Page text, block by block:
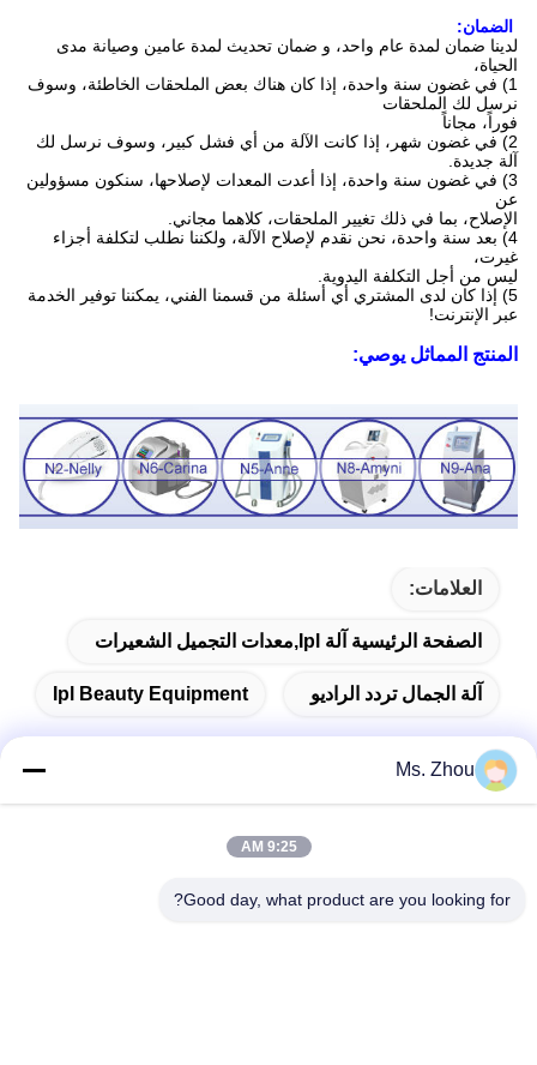
الضمان:
لدينا ضمان لمدة عام واحد، و ضمان تحديث لمدة عامين وصيانة مدى
الحياة،
1) في غضون سنة واحدة، إذا كان هناك بعض الملحقات الخاطئة، وسوف
نرسل لك الملحقات
فوراً، مجاناً
2) في غضون شهر، إذا كانت الآلة من أي فشل كبير، وسوف نرسل لك
آلة جديدة.
3) في غضون سنة واحدة، إذا أعدت المعدات لإصلاحها، سنكون مسؤولين
عن
الإصلاح، بما في ذلك تغيير الملحقات، كلاهما مجاني.
4) بعد سنة واحدة، نحن نقدم لإصلاح الآلة، ولكننا نطلب لتكلفة أجزاء
غيرت،
ليس من أجل التكلفة اليدوية.
5) إذا كان لدى المشتري أي أسئلة من قسمنا الفني، يمكننا توفير الخدمة
عبر الإنترنت!
المنتج المماثل يوصي:
العلامات:
الصفحة الرئيسية آلة Ipl,معدات التجميل الشعيرات
آلة الجمال تردد الراديو Ipl Beauty Equipment
العنوان
Ms. Zhou
9:25 AM
Good day, what product are you looking for?